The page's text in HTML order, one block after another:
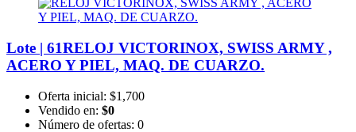
Lote | 61RELOJ VICTORINOX, SWISS ARMY ,
ACERO Y PIEL, MAQ. DE CUARZO.
Oferta inicial: $1,700
Vendido en: $0
Número de ofertas: 0